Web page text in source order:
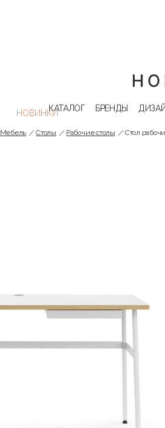
КАТАЛОГ БРЕНДЫ
Мебель Cтолы Рабочие столы Стол